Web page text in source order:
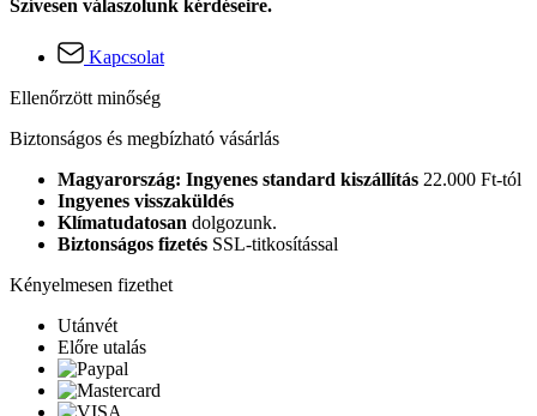
Szívesen válaszolunk kérdéseire.
Kapcsolat
Ellenőrzött minőség
Biztonságos és megbízható vásárlás
Magyarország: Ingyenes standard kiszállítás 22.000 Ft-tól
Ingyenes visszaküldés
Klímatudatosan dolgozunk.
Biztonságos fizetés SSL-titkosítással
Kényelmesen fizethet
Utánvét
Előre utalás